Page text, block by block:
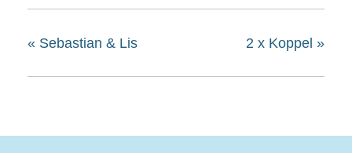
« Sebastian & Lis 2 x Koppel »